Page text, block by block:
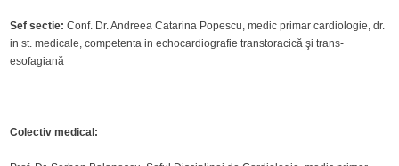
Sef sectie:Conf. Dr. Andreea Catarina Popescu, medic primar cardiologie, dr.
in st. medicale, competenta in echocardiografie transtoracică şi trans-
esofagiană
Colectiv medical: